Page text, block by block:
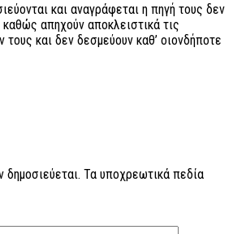
και αναγράφεται η πηγή τους δεν
απηχούν αποκλειστικά τις
και δεν δεσμεύουν καθ’ οιονδήποτε
Τα υποχρεωτικά πεδία